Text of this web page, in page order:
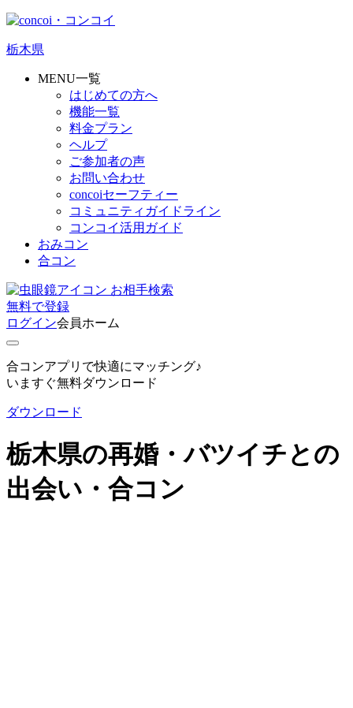
栃木県
MENU一覧
はじめての方へ
機能一覧
料金プラン
ヘルプ
ご参加者の声
お問い合わせ
concoiセーフティー
コミュニティガイドライン
コンコイ活用ガイド
おみコン
合コン
お相手検索
無料で登録
ログイン会員ホーム
合コンアプリで快適にマッチング♪
いますぐ無料ダウンロード
ダウンロード
栃木県の再婚・バツイチとの
出会い・合コン